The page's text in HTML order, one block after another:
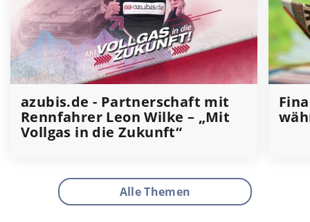
azubis.de - Partnerschaft mit
Rennfahrer Leon Wilke – „Mit
Vollgas in die Zukunft“
Alle Themen